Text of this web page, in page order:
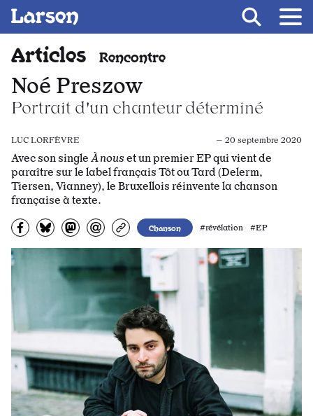
Fil d’ariane
Articles Rencontre
Noé Preszow
Portrait d'un chanteur déterminé
LUC LORFÈVRE — 20 septembre 2020
Avec son singleÀ nouset un premier EP qui vient de
paraître sur le label français Tôt ou Tard (Delerm,
Tiersen, Vianney), le Bruxellois réinvente la chanson
française à texte.
Partagez sur Facebook
Partager sur Bluesky
Partager sur Mastodon
Partagez par e-mail
Copiez l’url
Chanson #révélation #EP